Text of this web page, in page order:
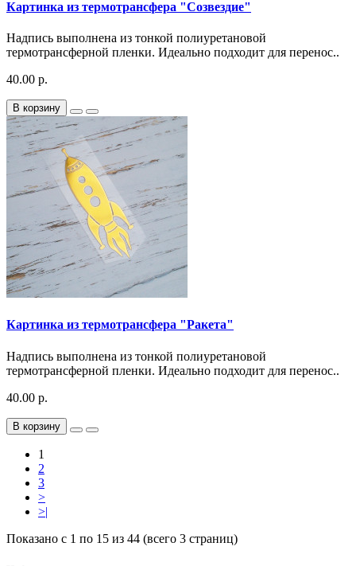
Картинка из термотрансфера "Созвездие"
Надпись выполнена из тонкой полиуретановой
термотрансферной пленки. Идеально подходит для перенос..
40.00 р.
В корзину
Картинка из термотрансфера "Ракета"
Надпись выполнена из тонкой полиуретановой
термотрансферной пленки. Идеально подходит для перенос..
40.00 р.
В корзину
1
2
3
>
>|
Показано с 1 по 15 из 44 (всего 3 страниц)